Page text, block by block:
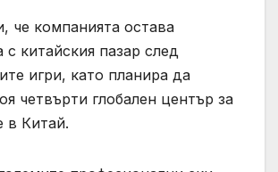
че компанията остава
с китайския пазар след
игри, като планира да
четвърти глобален център за
в Китай.